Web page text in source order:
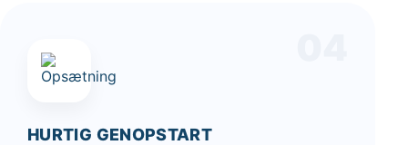
HURTIG GENOPSTART